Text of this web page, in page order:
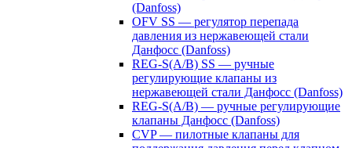
(Danfoss)
OFV SS — регулятор перепада
давления из нержавеющей стали
Данфосс (Danfoss)
REG-S(A/B) SS — ручные
регулирующие клапаны из
нержавеющей стали Данфосс (Danfoss)
REG-S(A/B) — ручные регулирующие
клапаны Данфосс (Danfoss)
CVP — пилотные клапаны для